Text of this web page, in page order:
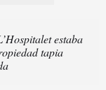
estaba
tapia